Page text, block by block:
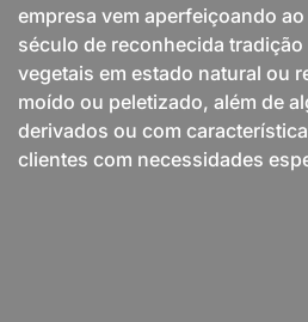
empresa vem aperfeiçoando
século de reconhecida
vegetais em estado natural ou
moído ou peletizado, além de
derivados ou com
clientes com necessidades